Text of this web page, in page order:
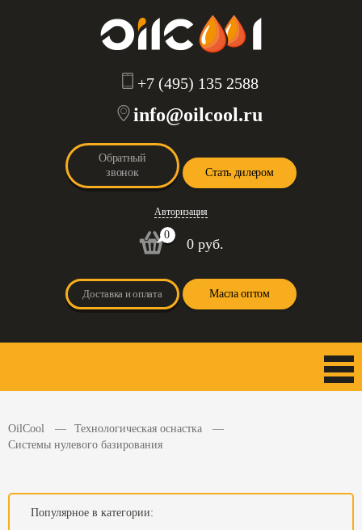
+7 (495) 135 2588
info@oilcool.ru
Обратный
звонок
Стать дилером
Авторизация
0
0 руб.
Доставка и оплата Масла оптом
OilCool
Технологическая оснастка
Системы нулевого базирования
Популярное в категории: